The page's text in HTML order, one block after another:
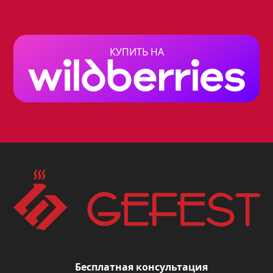
мощностью, что дает вам
возможность быстро вскипятить воду,
тушить овощи или готовить на
медленном огне. Электроконфорка
идеально подходит для жарки и
нагрев.
Функция электророзжига горелок
упрощает процесс приготовления
пищи, избавляя вас от необходимости
использовать спички или зажигалку. А
панели легко моется, что делает уход
КУПИТЬ НА
Бесплатная консультация